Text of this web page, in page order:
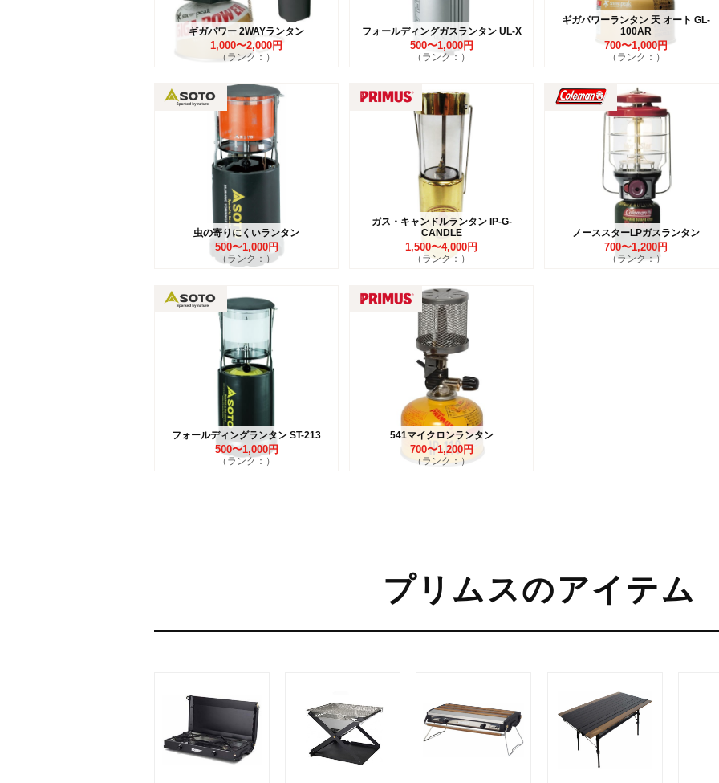
ギガパワー 2WAYランタン
1,000〜2,000円
（ランク：）
フォールディングガスランタン UL-X
500〜1,000円
（ランク：）
ギガパワーランタン 天 オート GL-
100AR
700〜1,000円
（ランク：）
虫の寄りにくいランタン
500〜1,000円
（ランク：）
ガス・キャンドルランタン IP-G-
CANDLE
1,500〜4,000円
（ランク：）
ノーススターLPガスランタン
700〜1,200円
（ランク：）
フォールディングランタン ST-213
500〜1,000円
（ランク：）
541マイクロンランタン
700〜1,200円
（ランク：）
プリムスのアイテム